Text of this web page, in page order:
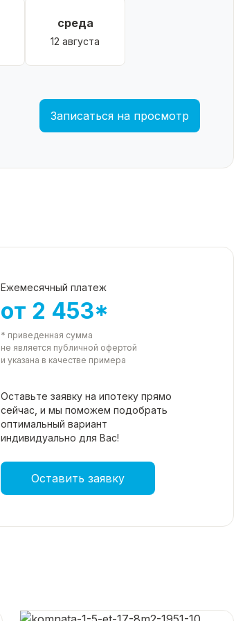
среда
12 августа
Записаться на просмотр
Ежемесячный платеж
от 2 453*
* приведенная сумма
не является публичной офертой
и указана в качестве примера
Оставьте заявку на ипотеку прямо
сейчас, и мы поможем подобрать
оптимальный вариант
индивидуально для Вас!
Оставить заявку